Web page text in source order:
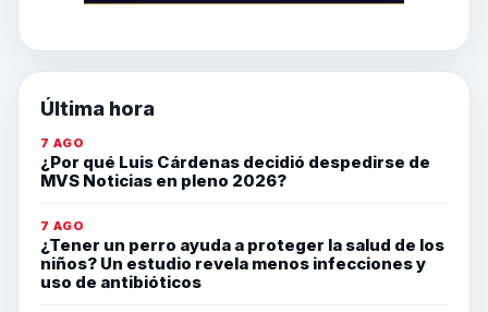
Última hora
7 AGO
¿Por qué Luis Cárdenas decidió despedirse de
MVS Noticias en pleno 2026?
7 AGO
¿Tener un perro ayuda a proteger la salud de los
niños? Un estudio revela menos infecciones y
uso de antibióticos